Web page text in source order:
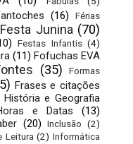
(16)
Férias
Festa Junina (70)
Festas Infantis (4)
(11) Fofuchas EVA
(35)
Formas
Frases e citações
História e Geografia
e Datas
(13)
(20) Inclusão (2)
Leitura (2) Informática